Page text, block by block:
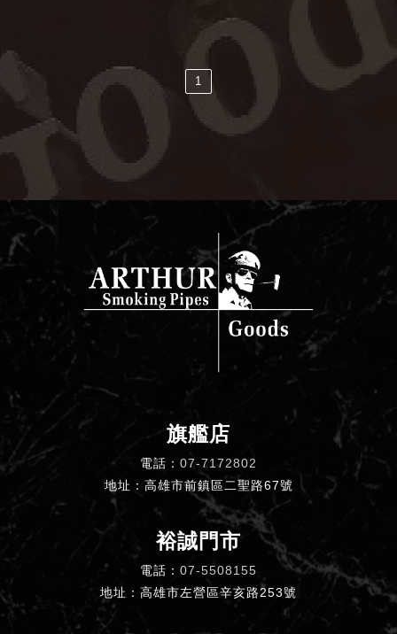
1
旗艦店
電話： 07-7172802
地址：高雄市前鎮區二聖路67號
裕誠門市
電話： 07-5508155
地址：高雄市左營區辛亥路253號